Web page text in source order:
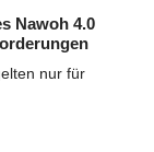
Nawoh 4.0
nur für